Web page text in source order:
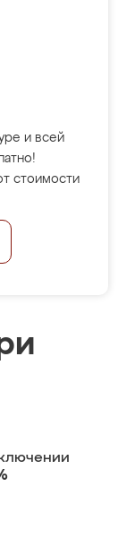
и всей
стоимости